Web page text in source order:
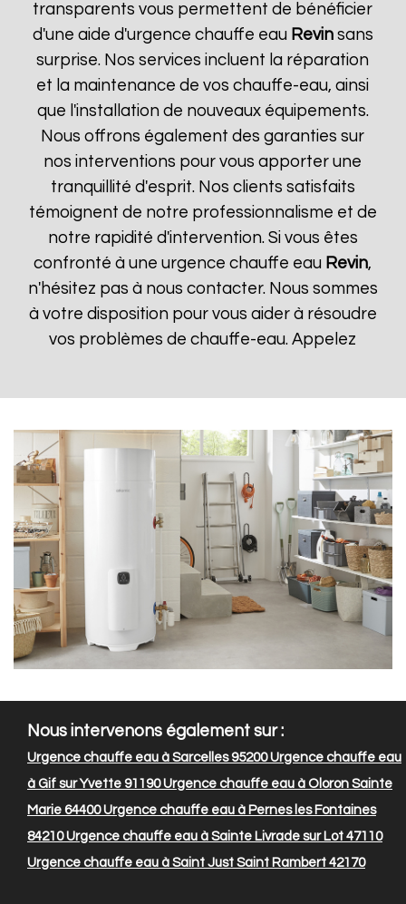
transparents vous permettent de bénéficier
d'une aide d'urgence chauffe eau Revinsans
surprise. Nos services incluent la réparation
et la maintenance de vos chauffe-eau, ainsi
que l'installation de nouveaux équipements.
Nous offrons également des garanties sur
nos interventions pour vous apporter une
tranquillité d'esprit. Nos clients satisfaits
témoignent de notre professionnalisme et de
notre rapidité d'intervention. Si vous êtes
confronté à une urgence chauffe eau Revin,
n'hésitez pas à nous contacter. Nous sommes
à votre disposition pour vous aider à résoudre
vos problèmes de chauffe-eau. Appelez
Nous intervenons également sur :
Urgence chauffe eau à Sarcelles 95200Urgence chauffe eau
à Gif sur Yvette 91190Urgence chauffe eau à Oloron Sainte
Marie 64400Urgence chauffe eau à Pernes les Fontaines
84210Urgence chauffe eau à Sainte Livrade sur Lot 47110
Urgence chauffe eau à Saint Just Saint Rambert 42170